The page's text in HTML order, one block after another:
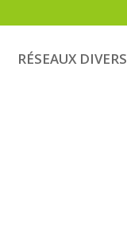
RÉSEAUX DIVERS